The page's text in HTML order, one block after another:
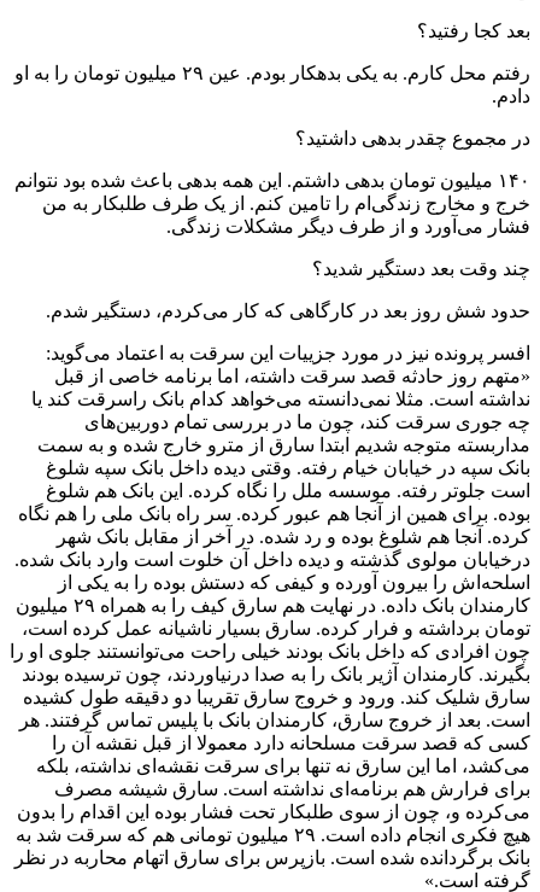
‌بعد کجا رفتید؟
رفتم محل کارم. به یکی بدهکار بودم. عین ۲۹ میلیون تومان را به او
دادم.
‌در مجموع چقدر بدهی داشتید؟
۱۴۰ میلیون تومان بدهی داشتم. این همه بدهی باعث شده بود نتوانم
خرج و مخارج زندگی‌ام را تامین کنم. از یک طرف طلبکار به من
فشار می‌آورد و از طرف دیگر مشکلات زندگی.
‌چند وقت بعد دستگیر شدید؟
حدود شش روز بعد در کارگاهی که کار می‌کردم، دستگیر شدم.
افسر پرونده نیز در مورد جزییات این سرقت به اعتماد می‌گوید:
«متهم روز حادثه قصد سرقت داشته، اما برنامه خاصی از قبل
نداشته است. مثلا نمی‌دانسته می‌خواهد کدام بانک راسرقت کند یا
چه جوری سرقت کند، چون ما در بررسی تمام دوربین‌های
مداربسته متوجه شدیم ابتدا سارق از مترو خارج شده و به سمت
بانک سپه در خیابان خیام رفته. وقتی دیده داخل بانک سپه شلوغ
است جلوتر رفته. موسسه ملل را نگاه کرده. این بانک هم شلوغ
بوده. برای همین از آنجا هم عبور کرده. سر راه بانک ملی را هم نگاه
کرده. آنجا هم شلوغ بوده و رد شده. در آخر از مقابل بانک شهر
درخیابان مولوی گذشته و دیده داخل آن خلوت است وارد بانک شده.
اسلحه‌اش را بیرون آورده و کیفی که دستش بوده را به یکی از
کارمندان بانک داده. در نهایت هم سارق کیف را به همراه ۲۹ میلیون
تومان برداشته و فرار کرده. سارق بسیار ناشیانه عمل کرده است،
چون افرادی که داخل بانک بودند خیلی راحت می‌توانستند جلوی او را
بگیرند. کارمندان آژیر بانک را به صدا درنیاوردند، چون ترسیده بودند
سارق شلیک کند. ورود و خروج سارق تقریبا دو دقیقه طول کشیده
است. بعد از خروج سارق، کارمندان بانک با پلیس تماس گرفتند. هر
کسی که قصد سرقت مسلحانه دارد معمولا از قبل نقشه آن را
می‌کشد، اما این سارق نه تنها برای سرقت نقشه‌ای نداشته، بلکه
برای فرارش هم برنامه‌ای نداشته است. سارق شیشه مصرف
می‌کرده و، چون از سوی طلبکار تحت فشار بوده این اقدام را بدون
هیچ فکری انجام داده است. ۲۹ میلیون تومانی هم که سرقت شد به
بانک برگردانده شده است. بازپرس برای سارق اتهام محاربه در نظر
گرفته است.»